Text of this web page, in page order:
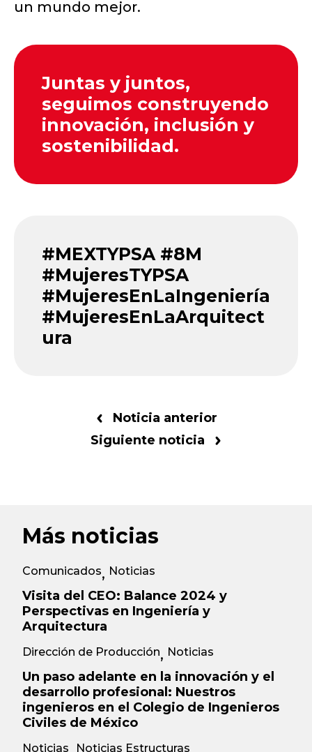
un mundo mejor.
Juntas y juntos,
seguimos construyendo
innovación, inclusión y
sostenibilidad.
#MEXTYPSA #8M
#MujeresTYPSA
#MujeresEnLaIngeniería
#MujeresEnLaArquitect
ura
Noticia anterior
Siguiente noticia
Más noticias
Comunicados, Noticias
Visita del CEO: Balance 2024 y
Perspectivas en Ingeniería y
Arquitectura
Dirección de Producción, Noticias
Un paso adelante en la innovación y el
desarrollo profesional: Nuestros
ingenieros en el Colegio de Ingenieros
Civiles de México
Noticias Noticias Estructuras